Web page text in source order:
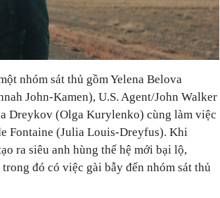
nhóm sát thủ gồm Yelena Belova
John-Kamen), U.S. Agent/John Walker
Dreykov (Olga Kurylenko) cùng làm việc
Fontaine (Julia Louis-Dreyfus). Khi
ra siêu anh hùng thế hệ mới bại lộ,
đó có việc gài bẫy đến nhóm sát thủ